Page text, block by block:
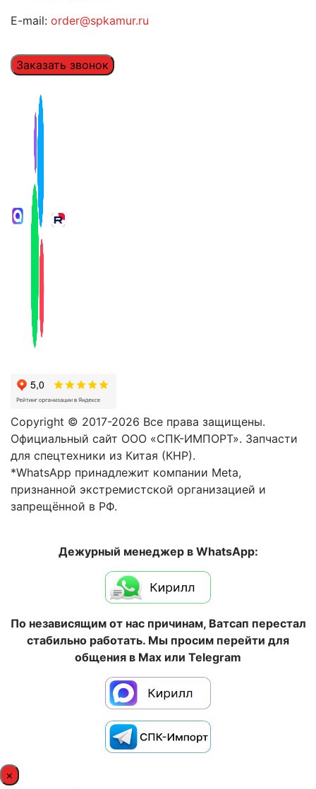
E-mail: order@spkamur.ru
Заказать звонок
Copyright © 2017-2026 Все права защищены.
Официальный сайт ООО «СПК-ИМПОРТ». Запчасти
для спецтехники из Китая (КНР).
*WhatsApp принадлежит компании Meta,
признанной экстремистской организацией и
запрещённой в РФ.
Дежурный менеджер в WhatsApp:
По независящим от нас причинам, Ватсап перестал
стабильно работать. Мы просим перейти для
общения в Max или Telegram
×